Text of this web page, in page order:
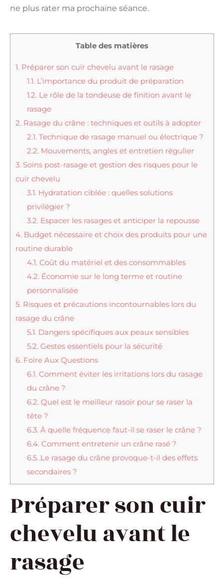
ne plus rater ma prochaine séance.
Table des matières
1. Préparer son cuir chevelu avant le rasage
1.1. L’importance du produit de préparation
1.2. Le rôle de la tondeuse de finition avant le
rasage
2. Rasage du crâne : techniques et outils à adopter
2.1. Technique de rasage manuel ou électrique ?
2.2. Mouvements, angles et entretien régulier
3. Soins post-rasage et gestion des risques pour le
cuir chevelu
3.1. Hydratation ciblée : quelles solutions
privilégier ?
3.2. Espacer les rasages et anticiper la repousse
4. Budget nécessaire et choix des produits pour une
routine durable
4.1. Coût du matériel et des consommables
4.2. Économie sur le long terme et routine
personnalisée
5. Risques et précautions incontournables lors du
rasage du crâne
5.1. Dangers spécifiques aux peaux sensibles
5.2. Gestes essentiels pour la sécurité
6. Foire Aux Questions
6.1. Comment éviter les irritations lors du rasage
du crâne ?
6.2. Quel est le meilleur rasoir pour se raser la
tête ?
6.3. À quelle fréquence faut-il se raser le crâne ?
6.4. Comment entretenir un crâne rasé ?
6.5. Le rasage du crâne provoque-t-il des effets
secondaires ?
Préparer son cuir
chevelu avant le
rasage